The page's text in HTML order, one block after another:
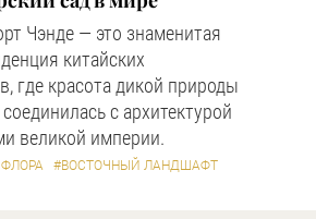
Чэнде — это знаменитая
китайских
где красота дикой природы
с архитектурой
великой империи.
#ВОСТОЧНЫЙ ЛАНДШАФТ